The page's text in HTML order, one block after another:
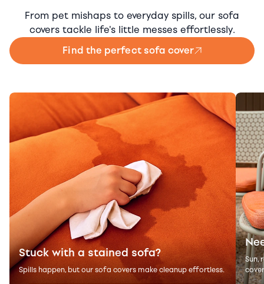
From pet mishaps to everyday spills, our sofa
covers tackle life's little messes effortlessly.
Find the perfect sofa cover
Stuck with a stained sofa?
Spills happen, but our sofa covers make cleanup effortless.
Sun,